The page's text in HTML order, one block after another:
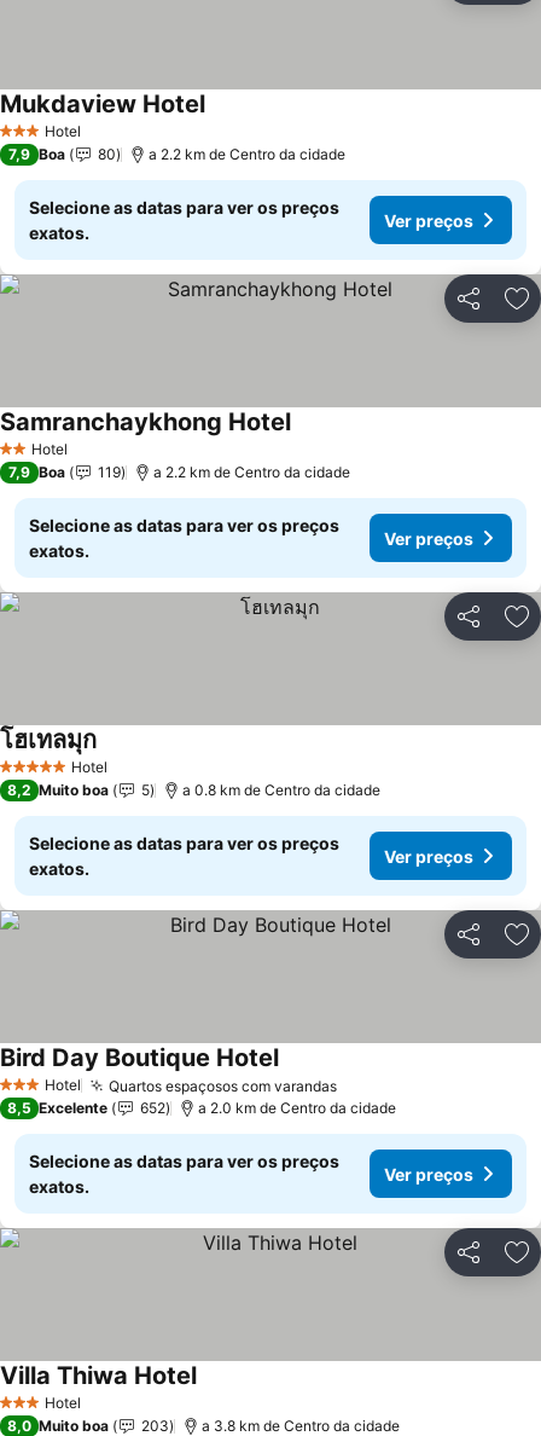
3 EstrelasHotel
Mukdaview HotelVer preços
7,9 Boa 80 a 2.2 km de Centro da cidade
Selecione as datas para ver os preços
exatos.
Ver preços
Partilhar
2 Estrelas
Hotel
Samranchaykhong HotelVer preços
7,9 Boa 119 a 2.2 km de Centro da cidade
Selecione as datas para ver os preços
exatos.
Ver preços
Partilhar
5 Estrelas Hotel
โฮเทลมุกVer preços
8,2 Muito boa 5 a 0.8 km de Centro da cidade
Selecione as datas para ver os preços
exatos.
Ver preços
Partilhar
3 EstrelasHotel Quartos espaçosos com varandasVer preços
Bird Day Boutique HotelVer preços
8,5 Excelente 652 a 2.0 km de Centro da cidade
Selecione as datas para ver os preços
exatos.
Ver preços
Partilhar
3 EstrelasHotel
Villa Thiwa HotelVer preços
8,0 Muito boa 203 a 3.8 km de Centro da cidade